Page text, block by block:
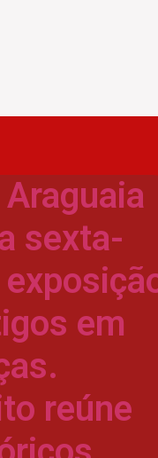
sexta-
em
reúne